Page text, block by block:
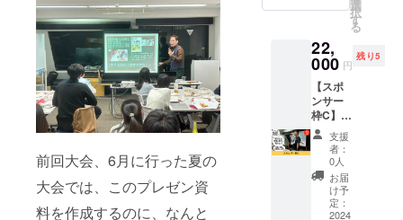
前回大会、6月に行った夏の
大会では、このプレゼン資
料を作成するのに、なんと
せてい
ツーマ
ンでの
実施で
す
表示、
て会社
名・団
体名の
読み上
げもい
たしま
す。 ■
イベン
ト詳細
・日
時：
2024年
選
択
す
る
22,
000 円
残り5
【スポ
ンサー
枠C】
AG×2
年末P-1
グラン
プリイ
ベント
開始時
と終了
支援
者：
0人
お届
け予
定：
2024